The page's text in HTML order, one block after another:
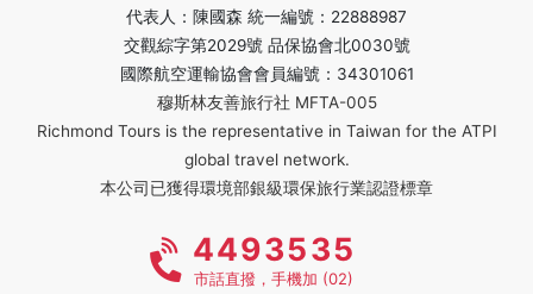
代表人：陳國森 統一編號：22888987
交觀綜字第2029號 品保協會北0030號
國際航空運輸協會會員編號：34301061
穆斯林友善旅行社 MFTA-005
Richmond Tours is the representative in Taiwan for the ATPI
global travel network.
本公司已獲得環境部銀級環保旅行業認證標章
4493535
市話直撥，手機加 (02)